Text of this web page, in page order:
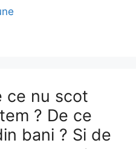
ce nu scot
? De ce
bani ? Si de